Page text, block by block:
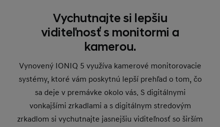
Vychutnajte si lepšiu
viditeľnosť s monitormi a
kamerou.
Vynovený IONIQ 5 využíva kamerové monitorovacie
systémy, ktoré vám poskytnú lepší prehľad o tom, čo
sa deje v premávke okolo vás. S digitálnymi
vonkajšími zrkadlami a s digitálnym stredovým
zrkadlom si vychutnajte jasnejšiu viditeľnosť so širším